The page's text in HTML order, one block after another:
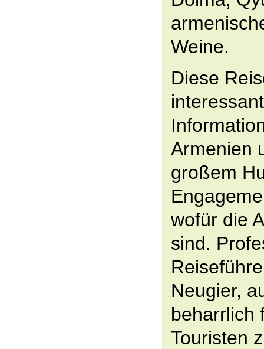
Weine.
Diese
Armenien
großem
wofür die
sind.
Neugier,
beharrlich
Touristen